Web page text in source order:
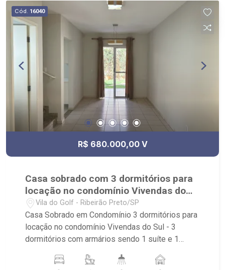
iluminação; - vestiários; - 4 vagas de garagem. -
projeto de iluminação e paisagismo. - rua sem
saída, sem movimentação de carros, sem vizinho
em um dos lados, atrás ou na frente. Local mais
reservado do condomínio. - Condomínio com
quadra de tênis, playground, piscina, academia,
quadra de esportes, beach tenis, pet place, entre
outros. - Próximo ao colégio Concept e Sabin,
entre Ribeirão Shopping e Shopping Iguatemi. Ao
lado Leccatura Sorvetes Artesanal. Rápido
acesso para Hospital UNIMED.
Cód. 16040
R$ 680.000,00 V
Casa sobrado com 3 dormitórios para
locação no condomínio Vivendas do
SulVila do Golf - Ribeirão Preto/SP
Casa Sobrado em Condomínio 3 dormitórios para
locação no condomínio Vivendas do Sul - 3
dormitórios com armários sendo 1 suíte e 1
vagas descobertas - sala 2 ambientes -